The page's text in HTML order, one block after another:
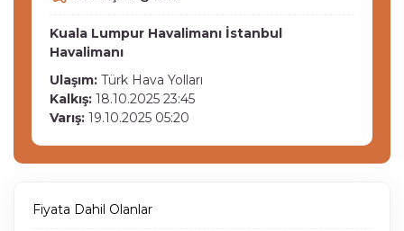
Kuala Lumpur Havalimanı İstanbul
Havalimanı
Ulaşım: Türk Hava Yolları
Kalkış: 18.10.2025 23:45
Varış: 19.10.2025 05:20
Fiyata Dahil Olanlar